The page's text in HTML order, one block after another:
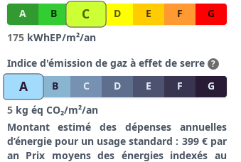
A B C D E F
G
175kWhEP/m²/an
Indice d'émission de gaz à effet de serre ?
A B C D E F
G
5kg éq CO₂/m²/an
Montant estimé des dépenses annuelles
d’énergie pour un usage standard : 399 € par
an Prix moyens des énergies indexés au